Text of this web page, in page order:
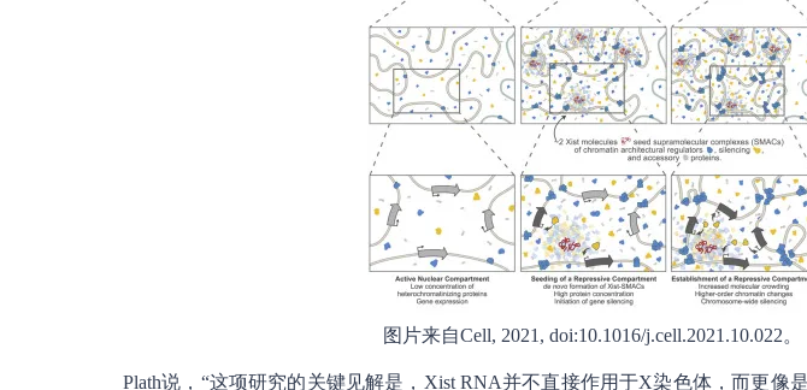
图片来自Cell, 2021, doi:10.1016/j.cell.2021.10.022。
Plath说，“这项研究的关键见解是，Xist RNA并不直接作用于X染色体，而更像